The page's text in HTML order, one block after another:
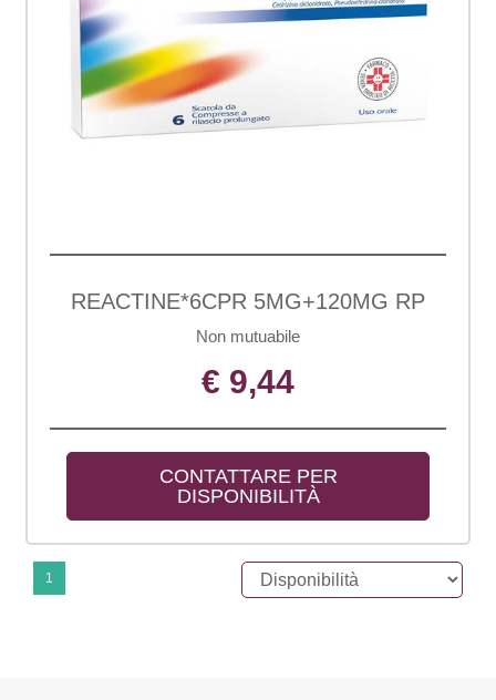
REACTINE*6CPR 5MG+120MG RP
Non mutuabile
€ 9,44
CONTATTARE PER
DISPONIBILITÀ
1